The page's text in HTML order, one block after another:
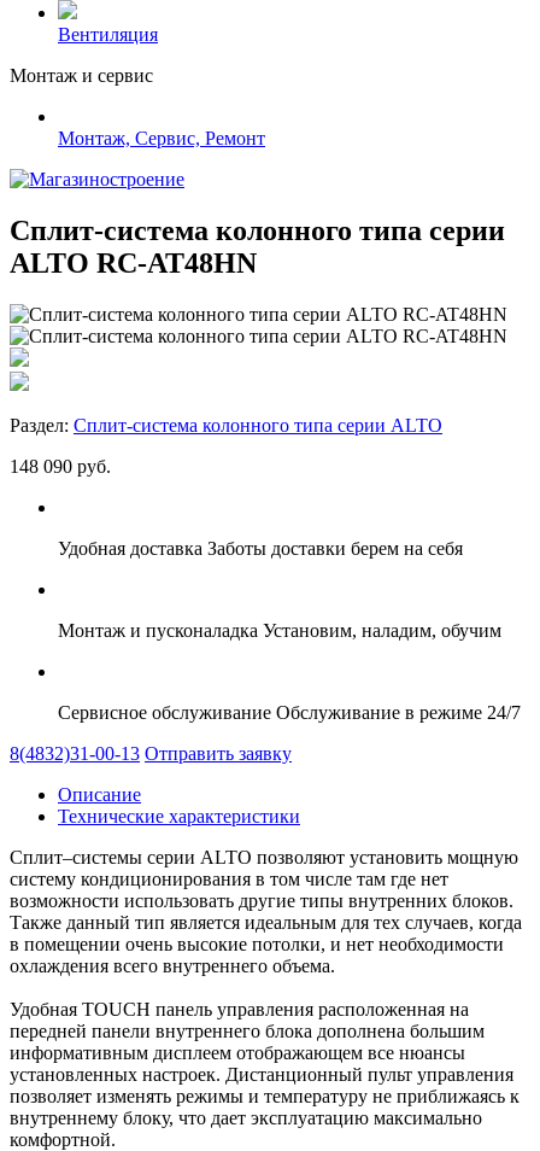
Вентиляция
Монтаж и сервис
Монтаж, Сервис, Ремонт
Сплит-система колонного типа серии
ALTO RC-AT48HN
Раздел: Сплит-система колонного типа серии ALTO
148 090 руб.
Удобная доставка Заботы доставки берем на себя
Монтаж и пусконаладка Установим, наладим, обучим
Сервисное обслуживание Обслуживание в режиме 24/7
8(4832)31-00-13 Отправить заявку
Описание
Технические характеристики
Сплит–системы серии ALTO позволяют установить мощную
систему кондиционирования в том числе там где нет
возможности использовать другие типы внутренних блоков.
Также данный тип является идеальным для тех случаев, когда
в помещении очень высокие потолки, и нет необходимости
охлаждения всего внутреннего объема.
Удобная TOUCH панель управления расположенная на
передней панели внутреннего блока дополнена большим
информативным дисплеем отображающем все нюансы
установленных настроек. Дистанционный пульт управления
позволяет изменять режимы и температуру не приближаясь к
внутреннему блоку, что дает эксплуатацию максимально
комфортной.